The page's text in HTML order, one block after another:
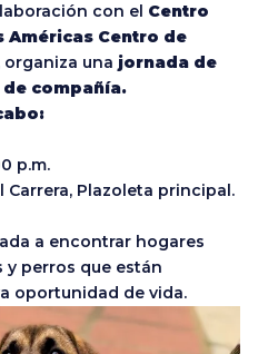
con el Centro
Américas Centro de
organiza una jornada de
compañía.
p.m.
Carrera, Plazoleta principal.
a encontrar hogares
y perros que están
oportunidad de vida.